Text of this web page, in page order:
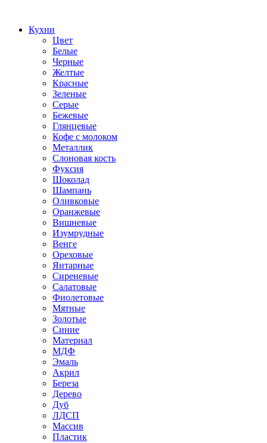
Кухни
Цвет
Белые
Черные
Желтые
Красные
Зеленые
Серые
Бежевые
Глянцевые
Кофе с молоком
Металлик
Слоновая кость
Фуксия
Шоколад
Шампань
Оливковые
Оранжевые
Вишневые
Изумрудные
Венге
Ореховые
Янтарные
Сиреневые
Салатовые
Фиолетовые
Мятные
Золотые
Синие
Материал
МДФ
Эмаль
Акрил
Береза
Дерево
Дуб
ЛДСП
Массив
Пластик